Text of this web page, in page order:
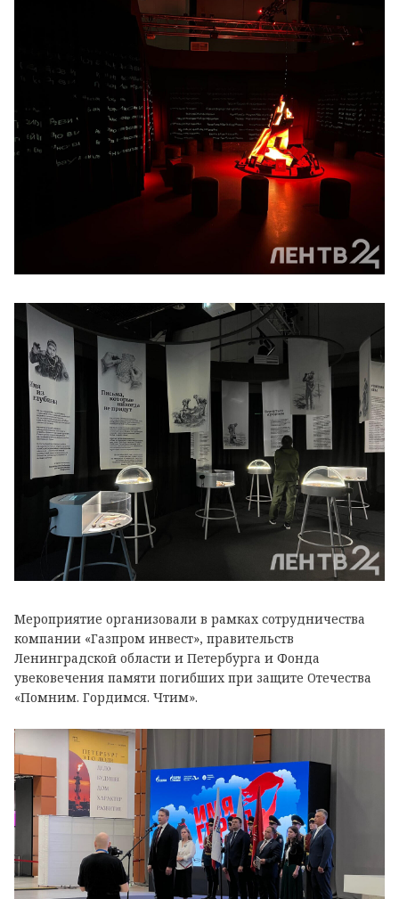
Мероприятие организовали в рамках сотрудничества
компании «Газпром инвест», правительств
Ленинградской области и Петербурга и Фонда
увековечения памяти погибших при защите Отечества
«Помним. Гордимся. Чтим».